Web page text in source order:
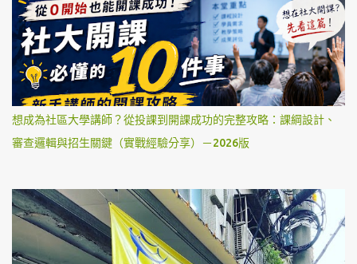
想成為社區大學講師？從投課到開課成功的完整攻略：課綱設計、
審查邏輯與招生關鍵（實戰經驗分享）－2026版